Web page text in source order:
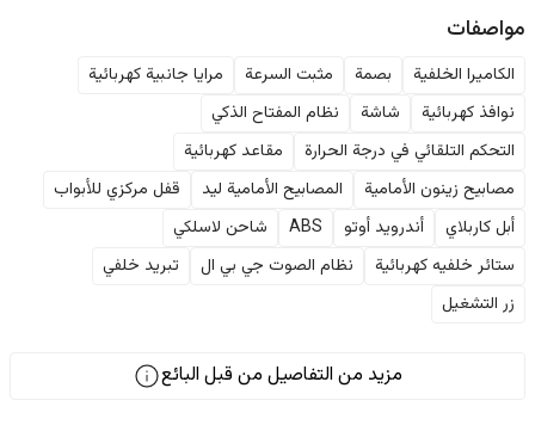
مواصفات
الكاميرا الخلفية بصمة مثبت السرعة
مرايا جانبية كهربائية
نوافذ كهربائية
شاشة
نظام المفتاح الذكي
التحكم التلقائي في درجة الحرارة
مقاعد كهربائية
مصابيح زينون الأمامية
المصابيح الأمامية ليد
قفل مركزي للأبواب
أبل كاربلاي
أندرويد أوتو ABS
شاحن لاسلكي
ستائر خلفيه كهربائية
نظام الصوت جي بي ال
تبريد خلفي
زر التشغيل
مزيد من التفاصيل من قبل البائع